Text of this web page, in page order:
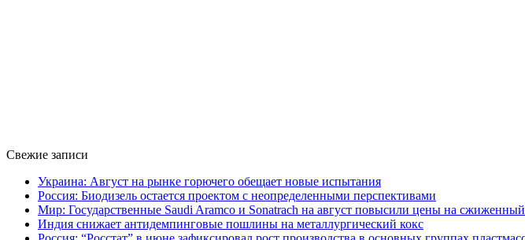
Свежие записи
Украина: Август на рынке горючего обещает новые испытания
Россия: Биодизель остается проектом с неопределенными перспективами
Мир: Государственные Saudi Aramco и Sonatrach на август повысили цены на
Индия снижает антидемпинговые пошлины на металлургический кокс